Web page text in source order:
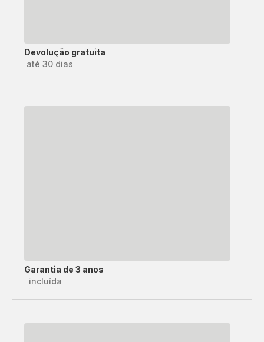
Devolução gratuita
até 30 dias
Garantia de 3 anos
incluída